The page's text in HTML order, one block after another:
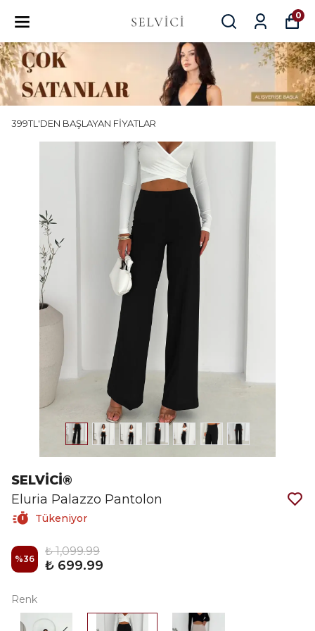
0
399TL'DEN BAŞLAYAN FİYATLAR
SELVİCİ®
Eluria Palazzo Pantolon
Tükeniyor
%36
₺ 1,099.99
₺ 699.99
Renk